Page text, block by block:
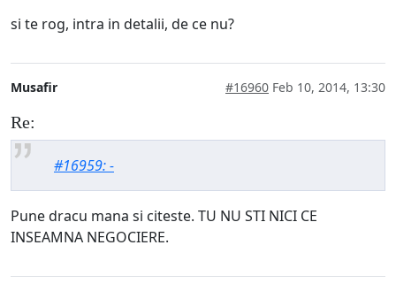
si te rog, intra in detalii, de ce nu?
Musafir #16960 Feb 10, 2014, 13:30
Re:
#16959: -
Pune dracu mana si citeste. TU NU STI NICI CE
INSEAMNA NEGOCIERE.